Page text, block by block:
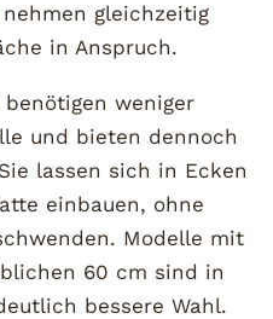
gleichzeitig
in Anspruch.
weniger
und bieten dennoch
lassen sich in Ecken
einbauen, ohne
Modelle mit
60 cm sind in
bessere Wahl.